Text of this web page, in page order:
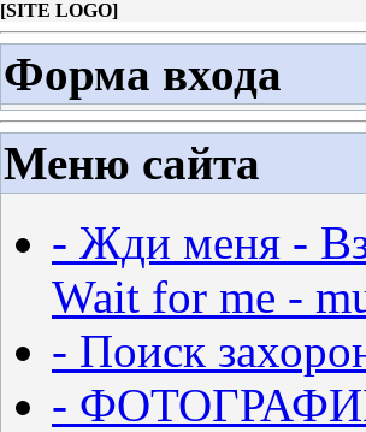
[SITE LOGO]
Форма входа
Меню сайта
- Жди меня -
Wait for me -
- Поиск
- ФОТОГРАФИИ